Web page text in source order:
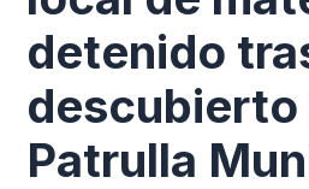
detenido
descubierto
Patrulla